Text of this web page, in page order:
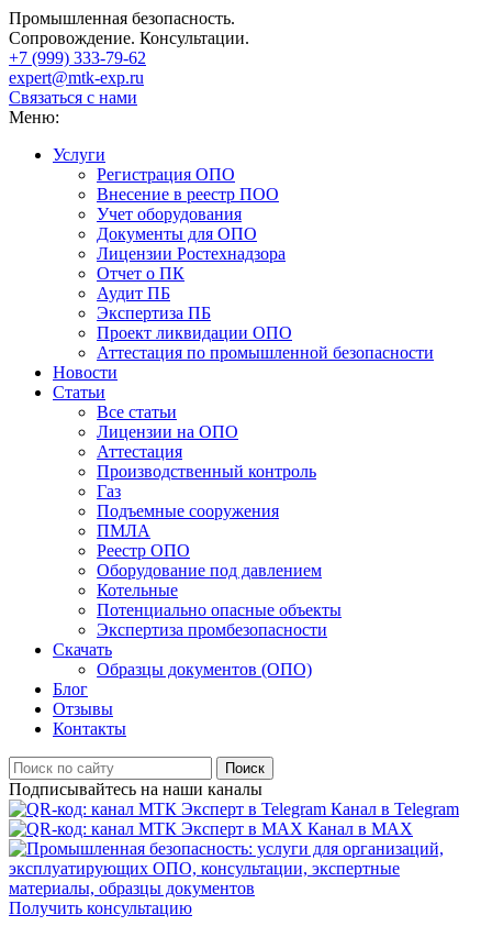
Промышленная безопасность.
Сопровождение. Консультации.
+7 (999) 333-79-62
expert@mtk-exp.ru
Связаться с нами
Меню:
Услуги
Регистрация ОПО
Внесение в реестр ПОО
Учет оборудования
Документы для ОПО
Лицензии Ростехнадзора
Отчет о ПК
Аудит ПБ
Экспертиза ПБ
Проект ликвидации ОПО
Аттестация по промышленной безопасности
Новости
Статьи
Все статьи
Лицензии на ОПО
Аттестация
Производственный контроль
Газ
Подъемные сооружения
ПМЛА
Реестр ОПО
Оборудование под давлением
Котельные
Потенциально опасные объекты
Экспертиза промбезопасности
Скачать
Образцы документов (ОПО)
Блог
Отзывы
Контакты
Поиск
Подписывайтесь на наши каналы
Канал в Telegram
Канал в MAX
Получить консультацию